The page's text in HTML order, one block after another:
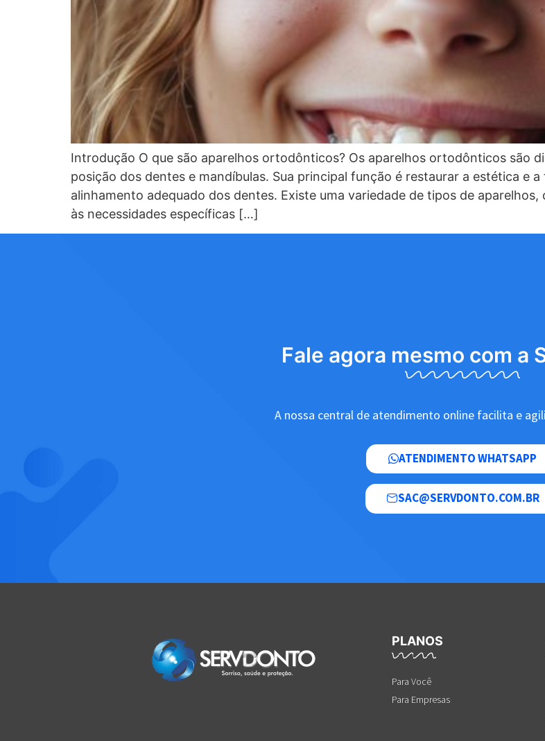
Introdução O que são aparelhos ortodônticos? Os aparelhos ortodônticos são
posição dos dentes e mandíbulas. Sua principal função é restaurar a estética e
alinhamento adequado dos dentes. Existe uma variedade de tipos de
às necessidades específicas […]
Fale agora mesmo com a
A nossa central de atendimento online facilita e
ATENDIMENTO WHATSAPP
SAC@SERVDONTO.COM.BR
PLANOS
Para Você
Para Empresas